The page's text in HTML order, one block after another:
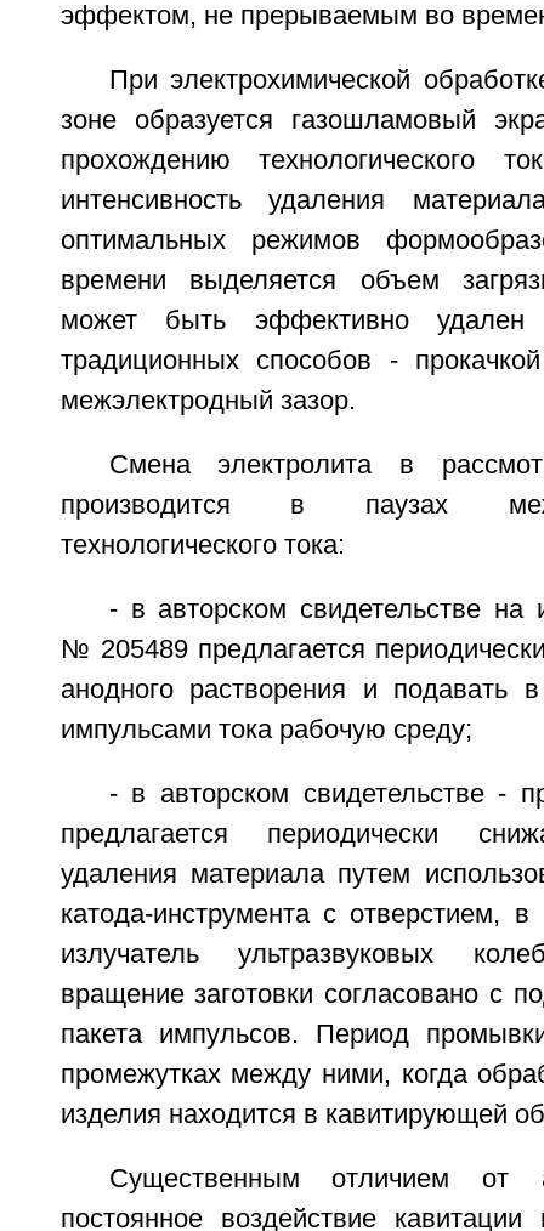
эффектом, не прерываемым во
При электрохимической
зоне образуется газошламовый
прохождению технологического
интенсивность удаления
оптимальных режимов
времени выделяется объем
может быть эффективно удален
традиционных способов -
межэлектродный зазор.
Смена электролита в
производится в паузах
технологического тока:
- в авторском свидетельстве на
№ 205489 предлагается
анодного растворения и подавать
импульсами тока рабочую среду;
- в авторском свидетельстве -
предлагается периодически
удаления материала путем
катода-инструмента с отверстием, в
излучатель ультразвуковых
вращение заготовки согласовано с
пакета импульсов. Период
промежутках между ними, когда
изделия находится в кавитирующей
Существенным отличием от
постоянное воздействие кавитации